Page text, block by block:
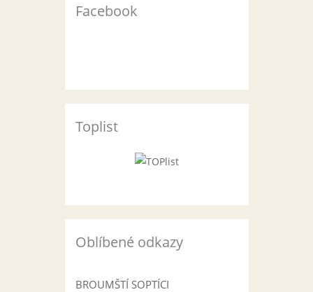
Facebook
Toplist
Oblíbené odkazy
BROUMŠTÍ SOPTÍCI